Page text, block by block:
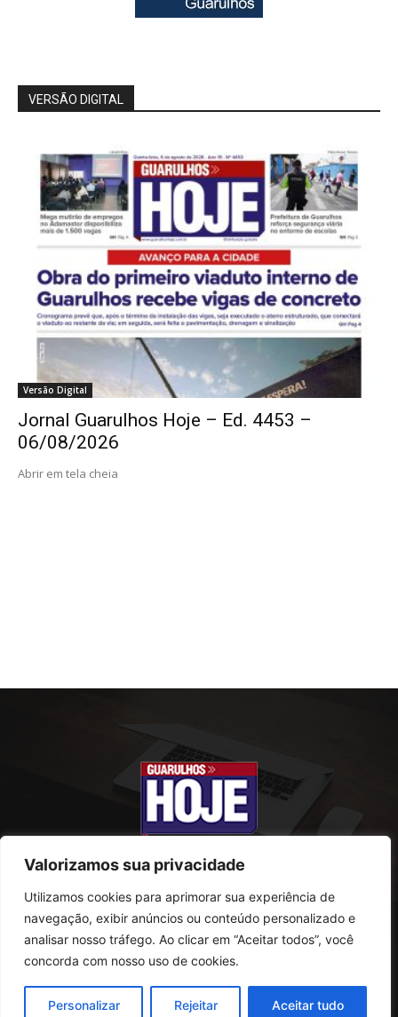
Valorizamos sua privacidade
Utilizamos cookies para aprimorar sua experiência de
navegação, exibir anúncios ou conteúdo personalizado e
analisar nosso tráfego. Ao clicar em “Aceitar todos”, você
concorda com nosso uso de cookies.
Personalizar Rejeitar Aceitar tudo
VERSÃO DIGITAL
Versão Digital
Jornal Guarulhos Hoje – Ed. 4453 –
06/08/2026
Abrir em tela cheia
SOBRE NÓS
Rua Conselheiro Antonio Prado, 121
CEP: 07095-180